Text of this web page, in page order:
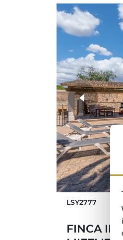
LSY2777
FINCA IM